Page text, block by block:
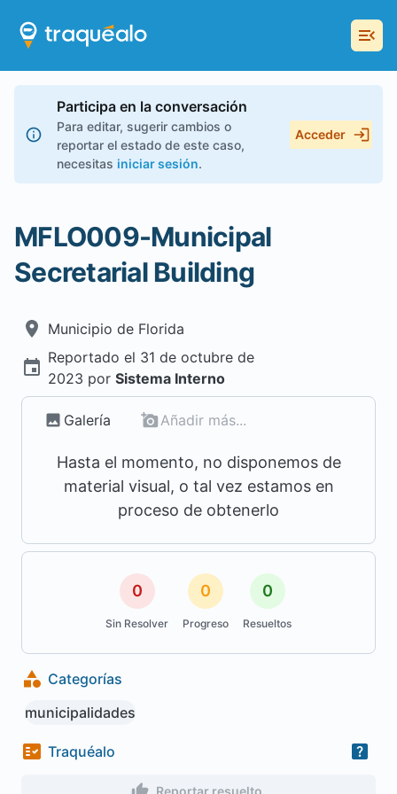
Participa en la conversación
Para editar, sugerir cambios o
reportar el estado de este caso,
necesitas iniciar sesión.
Acceder
MFLO009-Municipal
Secretarial Building
Municipio de Florida
Reportado el 31 de octubre de
2023 por Sistema Interno
Galería Añadir más...
Hasta el momento, no disponemos de
material visual, o tal vez estamos en
proceso de obtenerlo
0
Sin Resolver
0
Progreso
0
Resueltos
Categorías
municipalidades
Traquéalo
Reportar resuelto